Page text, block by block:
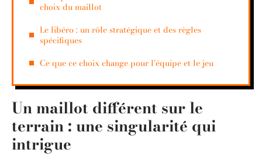
choix du maillot
Le libéro : un rôle stratégique et des règles
spécifiques
Ce que ce choix change pour l’équipe et le jeu
Un maillot différent sur le
terrain : une singularité qui
intrigue